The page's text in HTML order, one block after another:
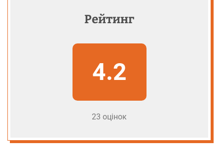
Рейтинг
4.2
23 оцінок